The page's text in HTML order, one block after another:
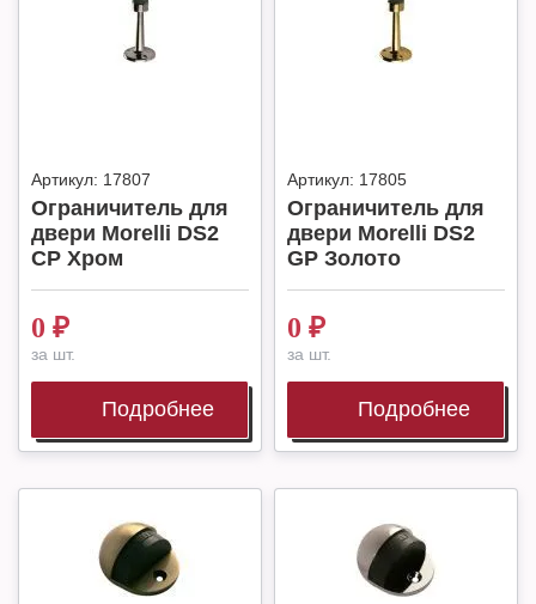
Артикул: 17807
Ограничитель для
двери Morelli DS2
CP Хром
0 ₽
за шт.
Подробнее
Артикул: 17805
Ограничитель для
двери Morelli DS2
GP Золото
0 ₽
за шт.
Подробнее